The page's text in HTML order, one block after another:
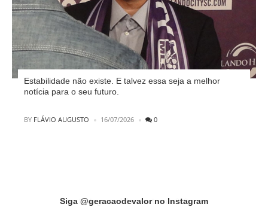
Estabilidade não existe. E talvez essa seja a melhor
notícia para o seu futuro.
POSTED
BY FLÁVIO AUGUSTO 16/07/2026 0
Instagram did not return a 200.
Siga @geracaodevalor no Instagram